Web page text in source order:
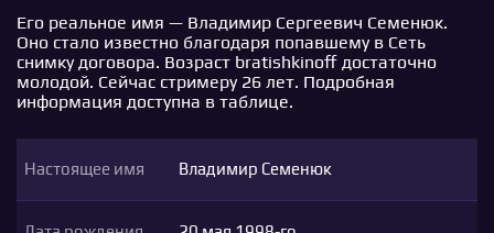
Его реальное имя — Владимир Сергеевич Семенюк.
Оно стало известно благодаря попавшему в Сеть
снимку договора. Возраст bratishkinoff достаточно
молодой. Сейчас стримеру 26 лет. Подробная
информация доступна в таблице.
Настоящее имя Владимир Семенюк